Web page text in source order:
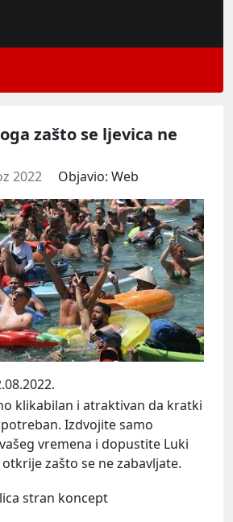
zašto se ljevica ne
2022 Objavio: Web
klikabilan i atraktivan da kratki
Izdvojite samo
vremena i dopustite Luki
zašto se ne zabavljate.
stran koncept